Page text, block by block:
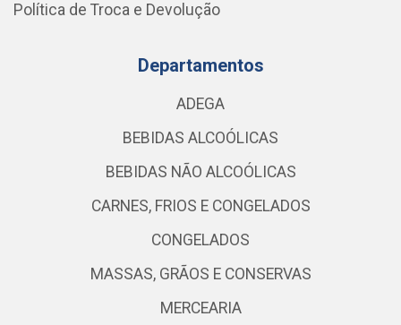
Política de Troca e Devolução
Departamentos
ADEGA
BEBIDAS ALCOÓLICAS
BEBIDAS NÃO ALCOÓLICAS
CARNES, FRIOS E CONGELADOS
CONGELADOS
MASSAS, GRÃOS E CONSERVAS
MERCEARIA